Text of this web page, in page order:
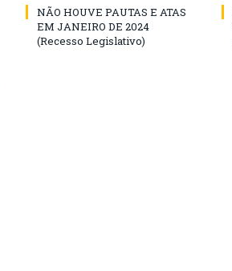
NÃO HOUVE PAUTAS E ATAS
EM JANEIRO DE 2024
(Recesso Legislativo)